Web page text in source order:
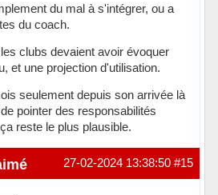
du mal à s'intégrer, ou a
du coach.
clubs devaient avoir évoquer
et une projection d'utilisation.
seulement depuis son arrivée là
pointer des responsabilités
reste le plus plausible.
#15
27-02-2024 13:38:50